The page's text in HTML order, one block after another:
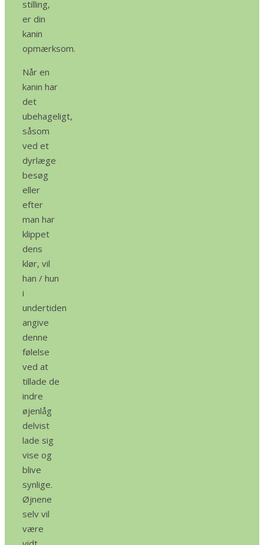
stilling,
er din
kanin
opmærksom.
Når en
kanin har
det
ubehageligt,
såsom
ved et
dyrlæge
besøg
eller
efter
man har
klippet
dens
klør, vil
han / hun
i
undertiden
angive
denne
følelse
ved at
tillade de
indre
øjenlåg
delvist
lade sig
vise og
blive
synlige.
Øjnene
selv vil
være